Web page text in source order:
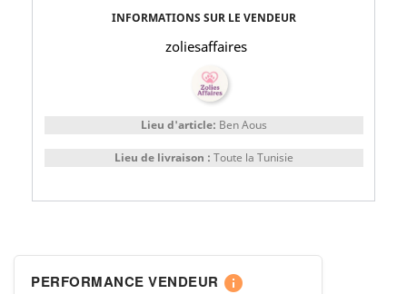
INFORMATIONS SUR LE VENDEUR
zoliesaffaires
Lieu d'article: Ben Aous
Lieu de livraison : Toute la Tunisie
PERFORMANCE VENDEUR info